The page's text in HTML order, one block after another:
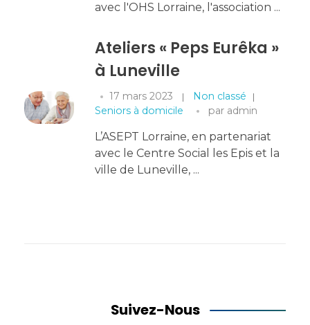
avec l'OHS Lorraine, l'association ...
Ateliers « Peps Eurêka »
à Luneville
17 mars 2023
Non classé
Seniors à domicile
par admin
L’ASEPT Lorraine, en partenariat
avec le Centre Social les Epis et la
ville de Luneville, ...
Suivez-Nous